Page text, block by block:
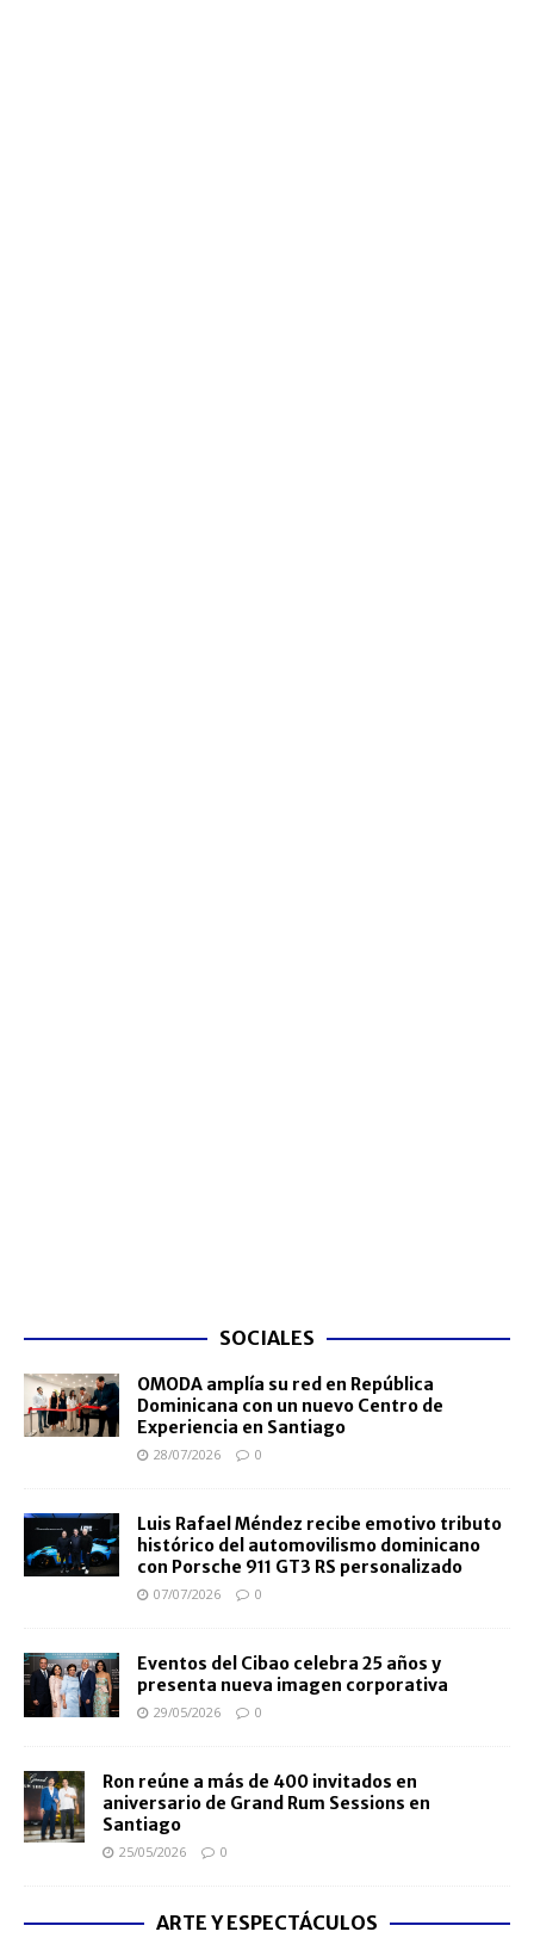
SOCIALES
OMODA amplía su red en República
Dominicana con un nuevo Centro de
Experiencia en Santiago
28/07/2026 0
Luis Rafael Méndez recibe emotivo tributo
histórico del automovilismo dominicano
con Porsche 911 GT3 RS personalizado
07/07/2026 0
Eventos del Cibao celebra 25 años y
presenta nueva imagen corporativa
29/05/2026 0
Ron reúne a más de 400 invitados en
aniversario de Grand Rum Sessions en
Santiago
25/05/2026 0
ARTE Y ESPECTÁCULOS